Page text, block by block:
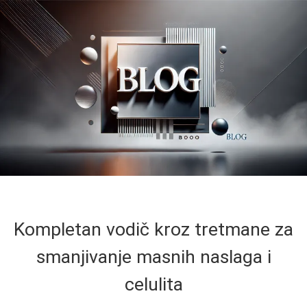
Kompletan vodič kroz tretmane za
smanjivanje masnih naslaga i
celulita